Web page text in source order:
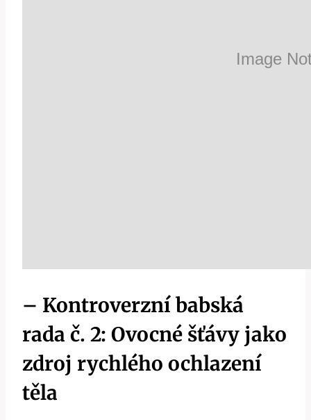
– Kontroverzní babská
rada č. 2:⁤ Ovocné šťávy⁣ jako
zdroj⁢ rychlého ochlazení
těla